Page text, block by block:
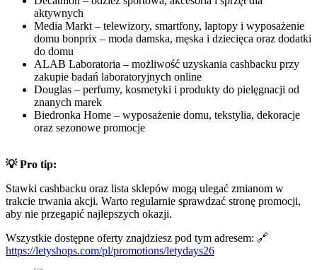
aktywnych
Media Markt – telewizory, smartfony, laptopy i wyposażenie
domu bonprix – moda damska, męska i dziecięca oraz dodatki
do domu
ALAB Laboratoria – możliwość uzyskania cashbacku przy
zakupie badań laboratoryjnych online
Douglas – perfumy, kosmetyki i produkty do pielęgnacji od
znanych marek
Biedronka Home – wyposażenie domu, tekstylia, dekoracje
oraz sezonowe promocje
💡 Pro tip:
Stawki cashbacku oraz lista sklepów mogą ulegać zmianom w
trakcie trwania akcji. Warto regularnie sprawdzać stronę promocji,
aby nie przegapić najlepszych okazji.
Wszystkie dostępne oferty znajdziesz pod tym adresem: 🔗
https://letyshops.com/pl/promotions/letydays26